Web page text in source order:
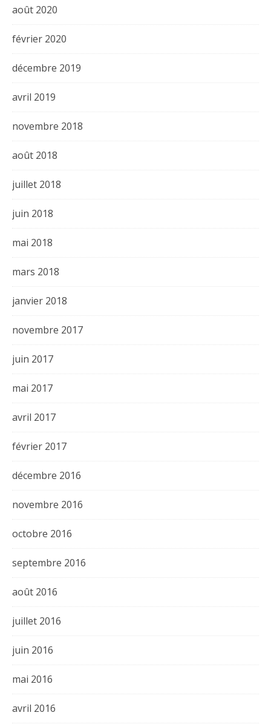
août 2020
février 2020
décembre 2019
avril 2019
novembre 2018
août 2018
juillet 2018
juin 2018
mai 2018
mars 2018
janvier 2018
novembre 2017
juin 2017
mai 2017
avril 2017
février 2017
décembre 2016
novembre 2016
octobre 2016
septembre 2016
août 2016
juillet 2016
juin 2016
mai 2016
avril 2016